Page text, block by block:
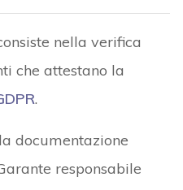
nella verifica
che attestano la
.
documentazione
responsabile